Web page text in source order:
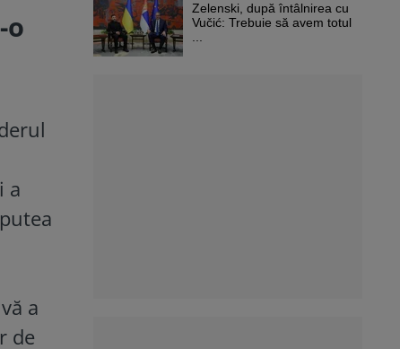
o
a
a
de
Zelenski, după întâlnirea cu
Vučić: Trebuie să avem totul